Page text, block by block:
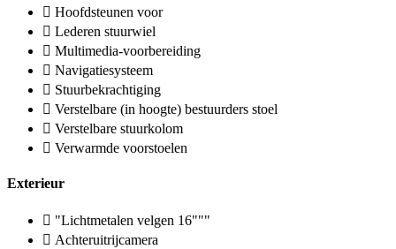
Hoofdsteunen voor
Lederen stuurwiel
Multimedia-voorbereiding
Navigatiesysteem
Stuurbekrachtiging
Verstelbare (in hoogte) bestuurders stoel
Verstelbare stuurkolom
Verwarmde voorstoelen
Exterieur
"Lichtmetalen velgen 16"""
Achteruitrijcamera